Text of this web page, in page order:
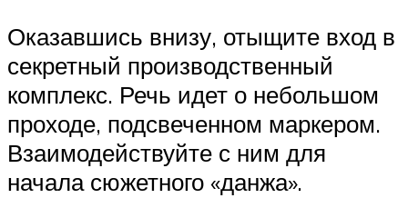
Оказавшись внизу, отыщите вход в
секретный производственный
комплекс. Речь идет о небольшом
проходе, подсвеченном маркером.
Взаимодействуйте с ним для
начала сюжетного «данжа».